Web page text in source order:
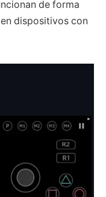
de forma
dispositivos con